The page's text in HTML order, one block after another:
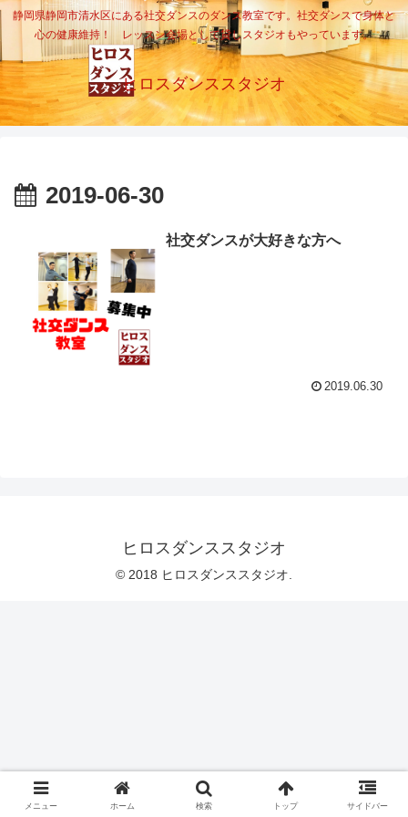
静岡県静岡市清水区にある社交ダンスのダンス教室です。社交ダンスで身体と
心の健康維持！ レッスン会場として貸しスタジオもやっています。
ヒロスダンススタジオ
2019-06-30
社交ダンスが大好きな方へ
2019.06.30
ヒロスダンススタジオ
© 2018 ヒロスダンススタジオ.
メニュー ホーム 検索 トップ サイドバー